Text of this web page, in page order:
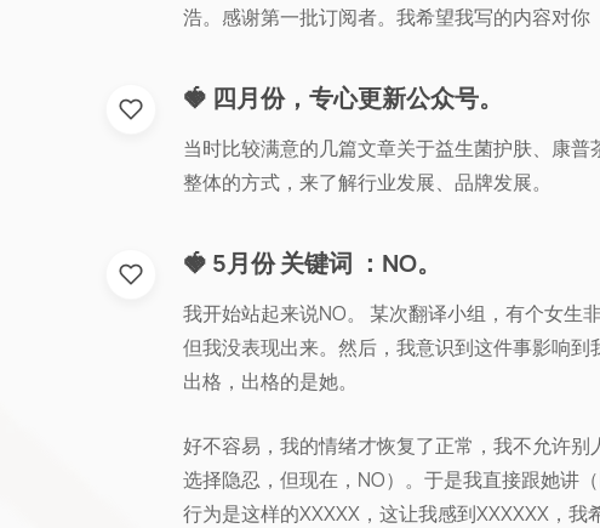
浩。感谢第一批订阅者。我希望我写的内容对你
🍓 四月份，专心更新公众号。
当时比较满意的几篇文章关于益生菌护肤、康
整体的方式，来了解行业发展、品牌发展。
🍓 5月份 关键词 ：NO。
我开始站起来说NO。 某次翻译小组，有个女生
但我没表现出来。然后，我意识到这件事影响
出格，出格的是她。
好不容易，我的情绪才恢复了正常，我不允许别
选择隐忍，但现在，NO）。于是我直接跟她讲
行为是这样的XXXXX，这让我感到XXXXXX，我